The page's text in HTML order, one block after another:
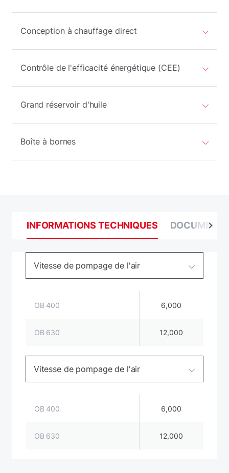
Conception à chauffage direct
Contrôle de l'efficacité énergétique (CEE)
Grand réservoir d'huile
Boîte à bornes
INFORMATIONS TECHNIQUES
Vitesse de pompage de l'air
OB 400 6,000
OB 630 12,000
Vitesse de pompage de l'air
OB 400 6,000
OB 630 12,000